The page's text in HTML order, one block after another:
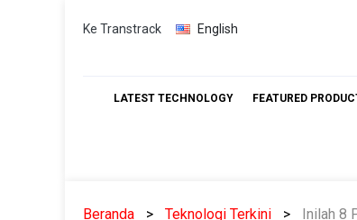
Skip
Ke Transtrack English
LATEST TECHNOLOGY FEATURED
Beranda Teknologi Terkini Inilah 8